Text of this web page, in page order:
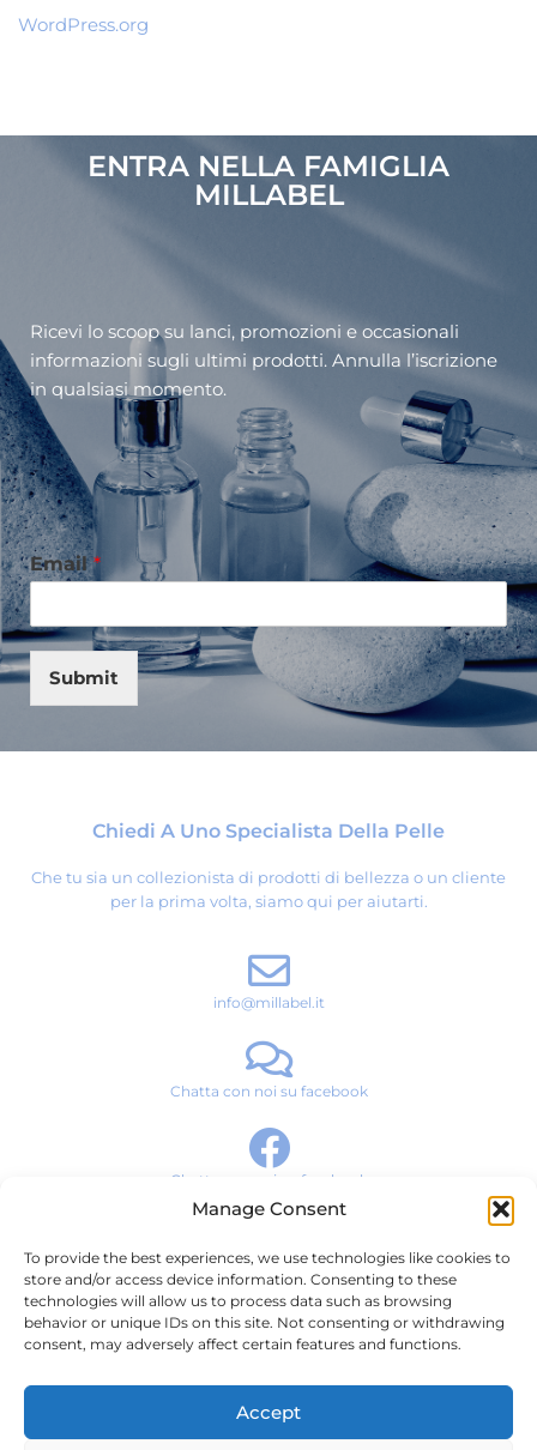
Manage Consent
To provide the best experiences, we use technologies like cookies to
store and/or access device information. Consenting to these
technologies will allow us to process data such as browsing
behavior or unique IDs on this site. Not consenting or withdrawing
consent, may adversely affect certain features and functions.
Accept
WordPress.org
ENTRA NELLA FAMIGLIA
MILLABEL​
Ricevi lo scoop su lanci, promozioni e occasionali
informazioni sugli ultimi prodotti. Annulla l’iscrizione
in qualsiasi momento.
Email*
Submit
Chiedi A Uno Specialista Della Pelle
Che tu sia un collezionista di prodotti di bellezza o un cliente
per la prima volta, siamo qui per aiutarti.
info@millabel.it
Chatta con noi su facebook
Chatta con noi su facebook
Storia del Marchio
Prodotti
Contatti